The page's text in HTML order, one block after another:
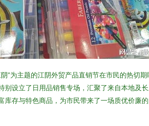
”为主题的江阴外贸产品直销节在市民的热切期
别设立了日用品销售专场，汇聚了来自本地及
库存与特色商品，为市民带来了一场质优价廉